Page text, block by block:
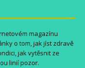
magazínu
o tom, jak jíst zdravě
jak vytěsnit ze
linií pozor.